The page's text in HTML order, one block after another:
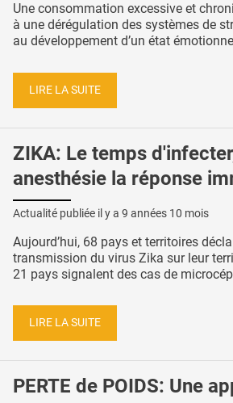
Une consommation excessive et
à une dérégulation des systèmes de
au développement d’un état
LIRE LA SUITE
ZIKA: Le temps
anesthésie la réponse
Actualité publiée il y a 9 années 10 mois
Aujourd’hui, 68 pays et territoires
transmission du virus Zika sur leur
21 pays signalent des cas de
LIRE LA SUITE
PERTE de POIDS: Une